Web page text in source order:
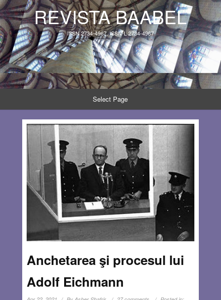
REVISTA BAABEL
ISSN 2734-4967, ISSN-L 2734-4967
Select Page
Anchetarea şi procesul lui
Adolf Eichmann